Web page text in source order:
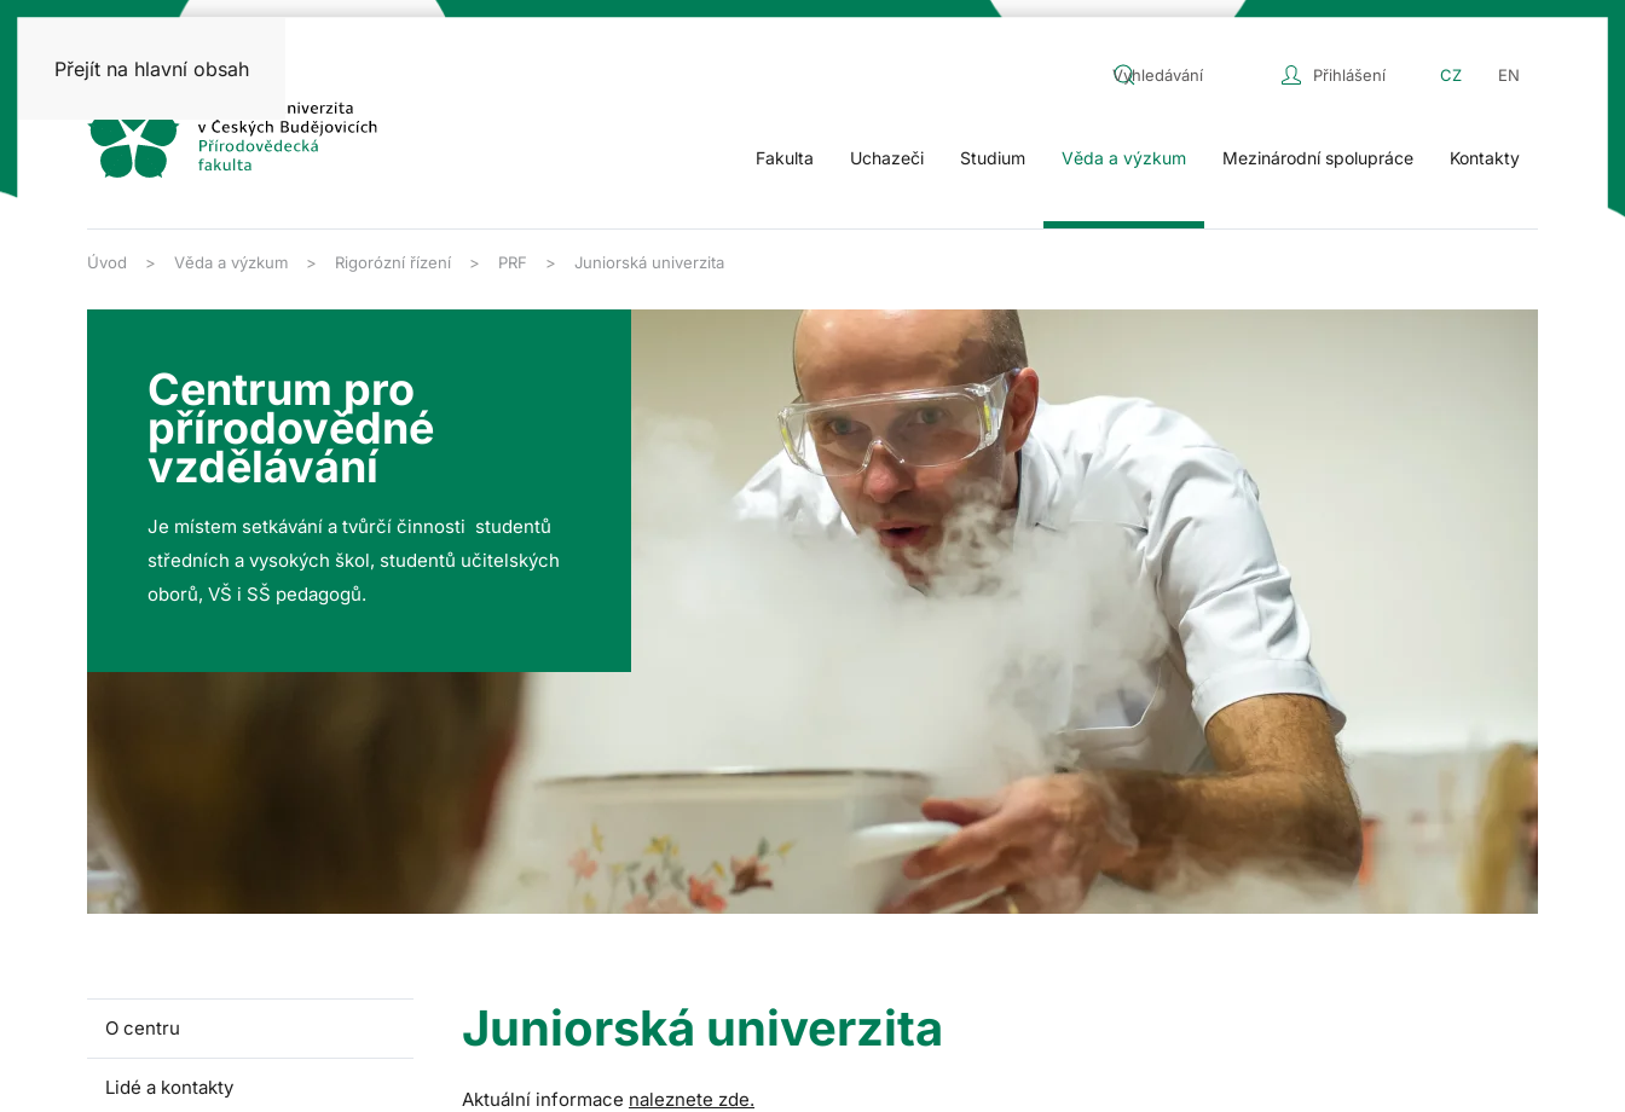
Přejít na hlavní obsah Přihlášení CZ EN
Fakulta Uchazeči Studium Věda a výzkum Mezinárodní spolupráce Kontakty
Úvod Věda a výzkum Rigorózní řízení PRF Juniorská univerzita
Centrum pro
přírodovědné
vzdělávání
Je místem setkávání a tvůrčí činnosti studentů
středních a vysokých škol, studentů učitelských
oborů, VŠ i SŠ pedagogů.
O centru
Lidé a kontakty
Juniorská univerzita
Aktuální informace naleznete zde.